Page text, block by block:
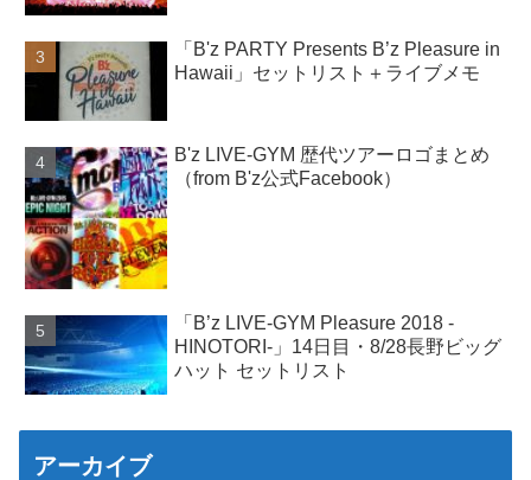
「B'z PARTY Presents B’z Pleasure in
Hawaii」セットリスト＋ライブメモ
B'z LIVE-GYM 歴代ツアーロゴまとめ
（from B'z公式Facebook）
「B’z LIVE-GYM Pleasure 2018 -
HINOTORI-」14日目・8/28長野ビッグ
ハット セットリスト
アーカイブ